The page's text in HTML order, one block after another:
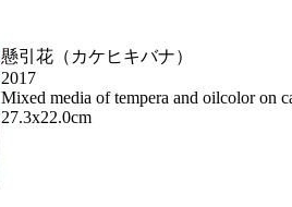
懸引花（カケヒキバナ）
2017
Mixed media of tempera and oilcolor on
27.3x22.0cm